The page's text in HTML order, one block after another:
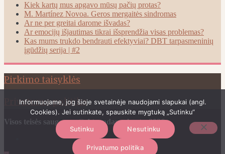
Kiek kartų mus apgavo mūsų pačių protas?
M. Martínez Novoa. Geros mergaitės sindromas
Ar ne per greitai darome išvadas?
Ar emocijų išjautimas tikrai išsprendžia visas problemas?
Kas mums trukdo bendrauti efektyviai? DBT tarpasmeninių
įgūdžių serija | #2
Pirkimo taisyklės
Privatumo politika
Visos teisės saugomos © Atrandame kartu-2026
Informuojame, jog šioje svetainėje naudojami slapukai (angl.
Cookies). Jei sutinkate, spauskite mygtuką „Sutinku“
Sutinku Nesutinku
Privatumo politika